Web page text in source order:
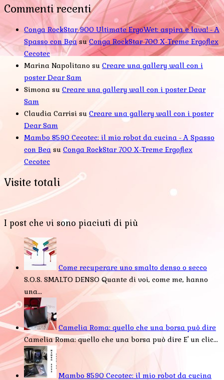
Commenti recenti
Conga RockStar 900 Ultimate ErgoWet: aspira e lava! - A
Spasso con BeasuConga RockStar 700 X-Treme Ergoflex
Cecotec
Marina Napolitano su Creare una gallery wall con i
poster Dear Sam
Simona su Creare una gallery wall con i poster Dear
Sam
Claudia Carrisi su Creare una gallery wall con i poster
Dear Sam
Mambo 8590 Cecotec: il mio robot da cucina - A Spasso
con Bea su Conga RockStar 700 X-Treme Ergoflex
Cecotec
Visite totali
I post che vi sono piaciuti di più
Come recuperare uno smalto denso o secco
S.O.S. SMALTO DENSO Quante di voi, come me, hanno
una...
Camelia Roma: quello che una borsa può dire
Camelia Roma: quello che una borsa può dire E' un clic...
Mambo 8590 Cecotec: il mio robot da cucina